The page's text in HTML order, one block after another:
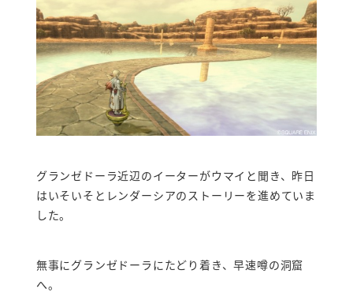
グランゼドーラ近辺のイーターがウマイと聞き、昨日
はいそいそとレンダーシアのストーリーを進めていま
した。
無事にグランゼドーラにたどり着き、早速噂の洞窟
へ。